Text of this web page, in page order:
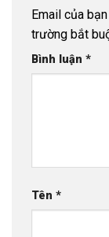
Email của
trường bắt
Bình luận *
Tên *